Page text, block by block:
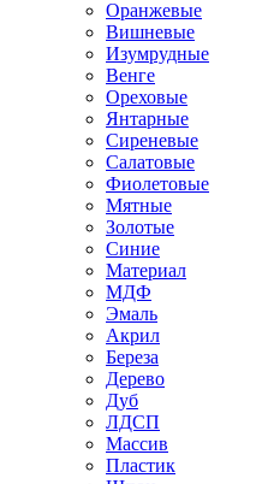
Оранжевые
Вишневые
Изумрудные
Венге
Ореховые
Янтарные
Сиреневые
Салатовые
Фиолетовые
Мятные
Золотые
Синие
Материал
МДФ
Эмаль
Акрил
Береза
Дерево
Дуб
ЛДСП
Массив
Пластик